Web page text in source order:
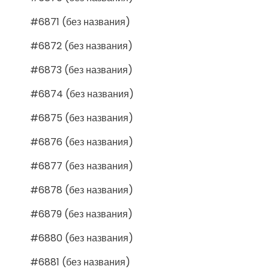
#6871 (без названия)
#6872 (без названия)
#6873 (без названия)
#6874 (без названия)
#6875 (без названия)
#6876 (без названия)
#6877 (без названия)
#6878 (без названия)
#6879 (без названия)
#6880 (без названия)
#6881 (без названия)